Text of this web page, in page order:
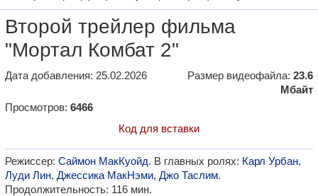
Второй трейлер фильма
"Мортал Комбат 2"
Дата добавления: 25.02.2026 Размер видеофайла: 23.6
Мбайт
Просмотров: 6466
Код для вставки
Режиссер: Саймон МакКуойд. В главных ролях: Карл Урбан,
Луди Лин, Джессика МакНэми, Джо Таслим.
Продолжительность: 116 мин.